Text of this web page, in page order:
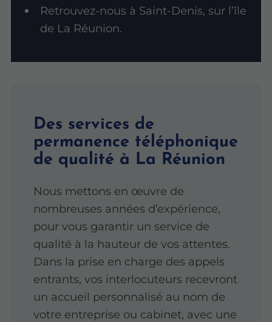
Retrouvez-nous à Saint-Denis, sur l’île
de La Réunion.
Des services de
permanence téléphonique
de qualité à La Réunion
Nous mettons en œuvre de
nombreuses années d’expérience,
pour vous garantir un service de
qualité à la hauteur de vos attentes.
Dans la prise en charge des appels
entrants, vos interlocuteurs recevront
un accueil personnalisé au nom de
votre entreprise ou cabinet, avec une